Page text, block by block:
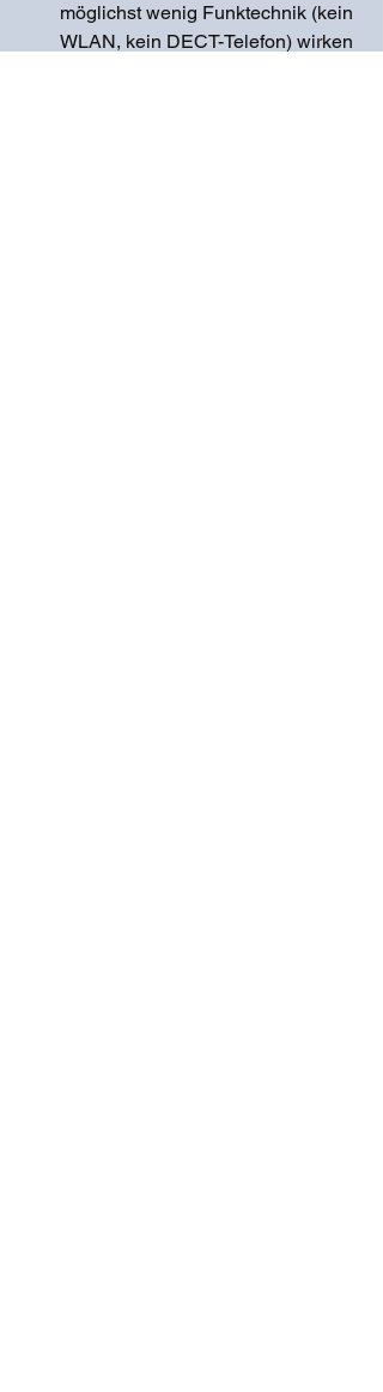
möglichst wenig Funktechnik (kein
WLAN, kein DECT-Telefon) wirken